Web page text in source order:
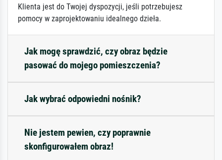
Klienta jest do Twojej dyspozycji, jeśli potrzebujesz
pomocy w zaprojektowaniu idealnego dzieła.
Jak mogę sprawdzić, czy obraz będzie
pasować do mojego pomieszczenia?
Jak wybrać odpowiedni nośnik?
Nie jestem pewien, czy poprawnie
skonfigurowałem obraz!